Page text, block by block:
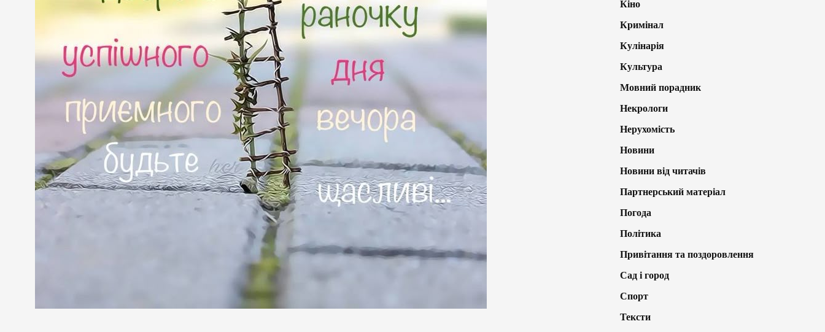
Кіно
Кримінал
Кулінарія
Культура
Мовний порадник
Некрологи
Нерухомість
Новини
Новини від читачів
Партнерський матеріал
Погода
Політика
Привітання та поздоровлення
Сад і город
Спорт
Тексти